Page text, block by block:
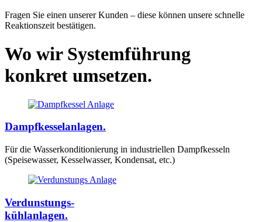
Fragen Sie einen unserer Kunden – diese können unsere schnelle
Reaktionszeit bestätigen.
Wo wir Systemführung
konkret umsetzen.
Dampfkesselanlagen.
Für die Wasserkonditionierung in industriellen Dampfkesseln
(Speisewasser, Kesselwasser, Kondensat, etc.)
Verdunstungs-
kühlanlagen.